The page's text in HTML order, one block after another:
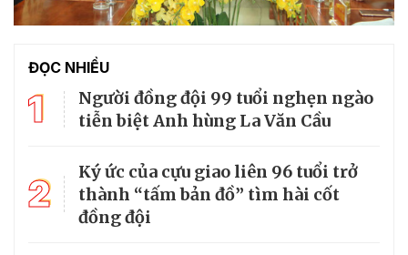
ĐỌC NHIỀU
1
Người đồng đội 99 tuổi nghẹn ngào
tiễn biệt Anh hùng La Văn Cầu
2
Ký ức của cựu giao liên 96 tuổi trở
thành “tấm bản đồ” tìm hài cốt
đồng đội